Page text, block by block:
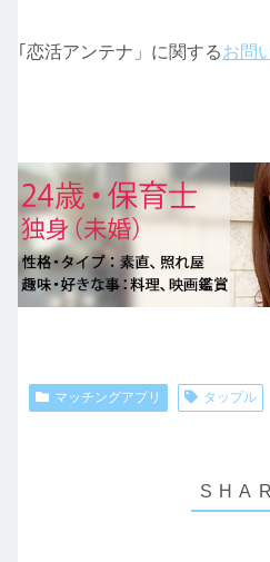
｢恋活アンテナ」に関するお問
マッチングアプリ タップル